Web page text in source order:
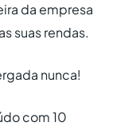
da empresa
suas rendas.
nunca!
com 10